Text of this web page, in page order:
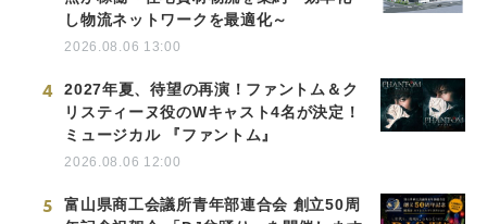
し物流ネットワークを最適化～
2026.08.06 13:00
4
2027年夏、待望の再演！ファントム＆ク
リスティーヌ役のWキャスト4名が決定！
ミュージカル 『ファントム』
2026.08.06 12:00
5
富山県商工会議所青年部連合会 創立50周